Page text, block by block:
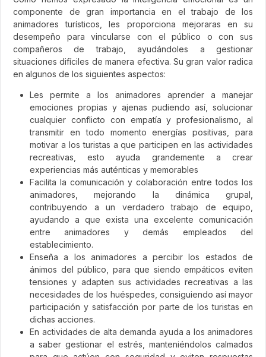
componente de gran importancia en el trabajo de los
animadores turísticos, les proporciona mejoraras en su
desempeño para vincularse con el público o con sus
compañeros de trabajo, ayudándoles a gestionar
situaciones difíciles de manera efectiva. Su gran valor radica
en algunos de los siguientes aspectos:
Les permite a los animadores aprender a manejar
emociones propias y ajenas pudiendo así, solucionar
cualquier conflicto con empatía y profesionalismo, al
transmitir en todo momento energías positivas, para
motivar a los turistas a que participen en las actividades
recreativas, esto ayuda grandemente a crear
experiencias más auténticas y memorables
Facilita la comunicación y colaboración entre todos los
animadores, mejorando la dinámica grupal,
contribuyendo a un verdadero trabajo de equipo,
ayudando a que exista una excelente comunicación
entre animadores y demás empleados del
establecimiento.
Enseña a los animadores a percibir los estados de
ánimos del público, para que siendo empáticos eviten
tensiones y adapten sus actividades recreativas a las
necesidades de los huéspedes, consiguiendo así mayor
participación y satisfacción por parte de los turistas en
dichas acciones.
En actividades de alta demanda ayuda a los animadores
a saber gestionar el estrés, manteniéndolos calmados